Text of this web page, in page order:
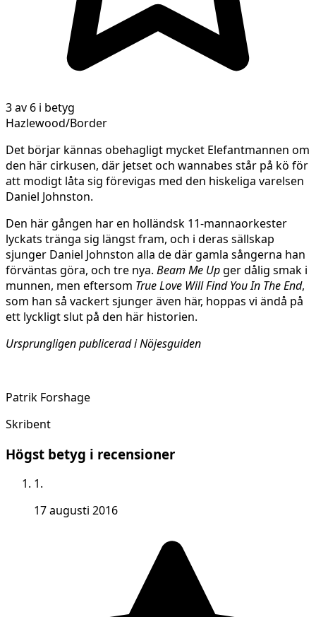
3 av 6 i betyg
Hazlewood/Border
Det börjar kännas obehagligt mycket Elefantmannen om
den här cirkusen, där jetset och wannabes står på kö för
att modigt låta sig förevigas med den hiskeliga varelsen
Daniel Johnston.
Den här gången har en holländsk 11-mannaorkester
lyckats tränga sig längst fram, och i deras sällskap
sjunger Daniel Johnston alla de där gamla sångerna han
förväntas göra, och tre nya. Beam Me Upger dålig smak i
munnen, men eftersom True Love Will Find You In The End,
som han så vackert sjunger även här, hoppas vi ändå på
ett lyckligt slut på den här historien.
Ursprungligen publicerad i Nöjesguiden
Patrik Forshage
Skribent
Högst betyg i recensioner
1.
17 augusti 2016